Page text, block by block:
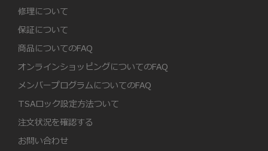
修理について
保証について
商品についてのFAQ
オンラインショッピングについてのFAQ
メンバープログラムについてのFAQ
TSAロック設定方法ついて
注文状況を確認する
お問い合わせ